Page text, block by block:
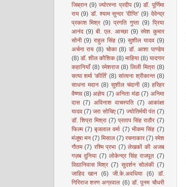
जिब्रान (9) ज्योत्स्ना प्रदीप (9) डॉ. पूर्णिमा
राय (9) डॉ. श्याम सुन्दर 'दीप्ति' (9) देवेन्द्र
प्रकाश मिश्र (9) प्रगति गुप्ता (9) प्रिया
आनंद (9) बी. एल. आच्छा (9) रमेश कुमार
सोनी (9) राहुल सिंह (9) सुशील यादव (9)
अर्चना राय (8) चोका (8) डॉ. आशा पाण्डेय
(8) डॉ. शील कौशिक (8) माहिया (8) यादगार
कहानियाँ (8) रमेशराज (8) लिली मित्रा (8)
सत्या शर्मा 'कीर्ति' (8) सांत्वना श्रीकान्त (8)
साधना मदान (8) सुशील चंदानी (8) हरिहर
वैष्णव (8) अज्ञेय (7) अनिता मंडा (7) अनिमा
दास (7) अविनाश वाचस्पति (7) आकांक्षा
यादव (7) जरा सोचिए (7) ज्योतिर्मयी पंत (7)
डॉ. शिप्रा मिश्रा (7) प्रताप सिंह राठौर (7)
फिल्म (7) बृजलाल वर्मा (7) भीकम सिंह (7)
मंजूषा मन (7) मिसाल (7) रचनाकार (7) रमेश
गौतम (7) रश्मि प्रभा (7) लेखकों की अजब
गज़ब दुनिया (7) लोकेन्द्र सिंह राजपूत (7)
विद्यानिवास मिश्र (7) सुदर्शन सोलंकी (7)
जाहिद खान (6) जी.के.अवधिया (6) डॉ.
गिरिराज शरण अग्रवाल (6) डॉ. पूनम चौधरी